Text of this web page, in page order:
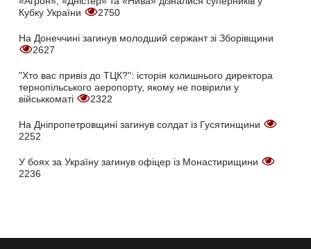
Кубку України
2750
На Донеччині загинув молодший сержант зі Зборівщини
2627
"Хто вас привіз до ТЦК?": історія колишнього директора
тернопільського аеропорту, якому не повірили у
військкоматі
2322
На Дніпропетровщині загинув солдат із Гусятинщини
2252
У боях за Україну загинув офіцер із Монастирищини
2236